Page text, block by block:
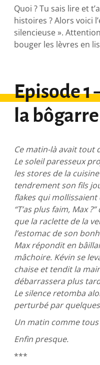
Quoi ? Tu sais lire et
histoires ? Alors voici
silencieuse ».
bouger les lèvres en
Episode 1
la bôgarre
Ce matin-là avait tout
Le soleil paresseux
les stores de la
tendrement son fils
flakes qui
“T’as plus faim, Max
que la raclette de la
l’estomac de son
Max répondit en
mâchoire. Kévin se
chaise et tendit la
débarrassera plus
Le silence retomba
perturbé par
Un matin comme
Enfin presque.
***